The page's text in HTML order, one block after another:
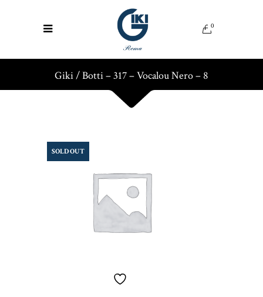
0
Giki/Botti – 317 – Vocalou Nero – 8
SOLD OUT